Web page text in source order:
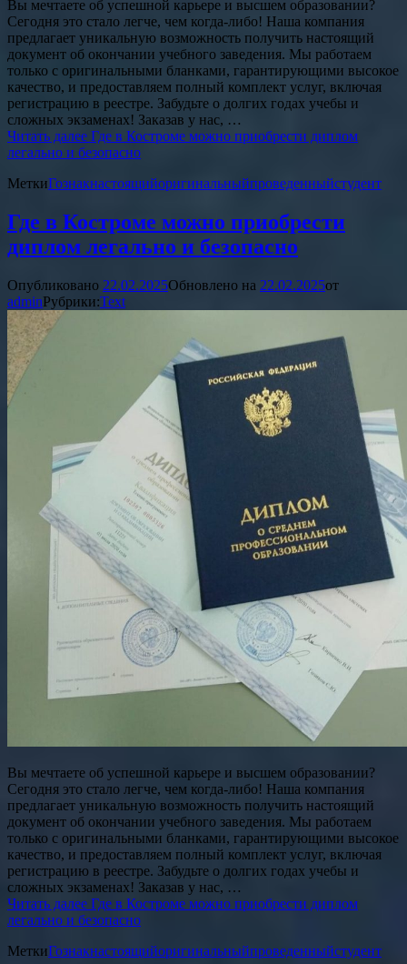
Вы мечтаете об успешной карьере и высшем образовании?
Сегодня это стало легче, чем когда-либо! Наша компания
предлагает уникальную возможность получить настоящий
документ об окончании учебного заведения. Мы работаем
только с оригинальными бланками, гарантирующими высокое
качество, и предоставляем полный комплект услуг, включая
регистрацию в реестре. Забудьте о долгих годах учебы и
сложных экзаменах! Заказав у нас, …
Читать далее Где в Костроме можно приобрести диплом
легально и безопасно
МеткиГознакнастоящийоригинальныйпроведенныйстудент
Где в Костроме можно приобрести
диплом легально и безопасно
Опубликовано 22.02.2025Обновлено на 22.02.2025от
adminРубрики:Text
Вы мечтаете об успешной карьере и высшем образовании?
Сегодня это стало легче, чем когда-либо! Наша компания
предлагает уникальную возможность получить настоящий
документ об окончании учебного заведения. Мы работаем
только с оригинальными бланками, гарантирующими высокое
качество, и предоставляем полный комплект услуг, включая
регистрацию в реестре. Забудьте о долгих годах учебы и
сложных экзаменах! Заказав у нас, …
Читать далее Где в Костроме можно приобрести диплом
легально и безопасно
МеткиГознакнастоящийоригинальныйпроведенныйстудент